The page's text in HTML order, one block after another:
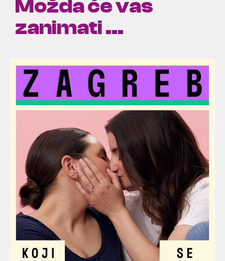
Možda će vas
zanimati ...